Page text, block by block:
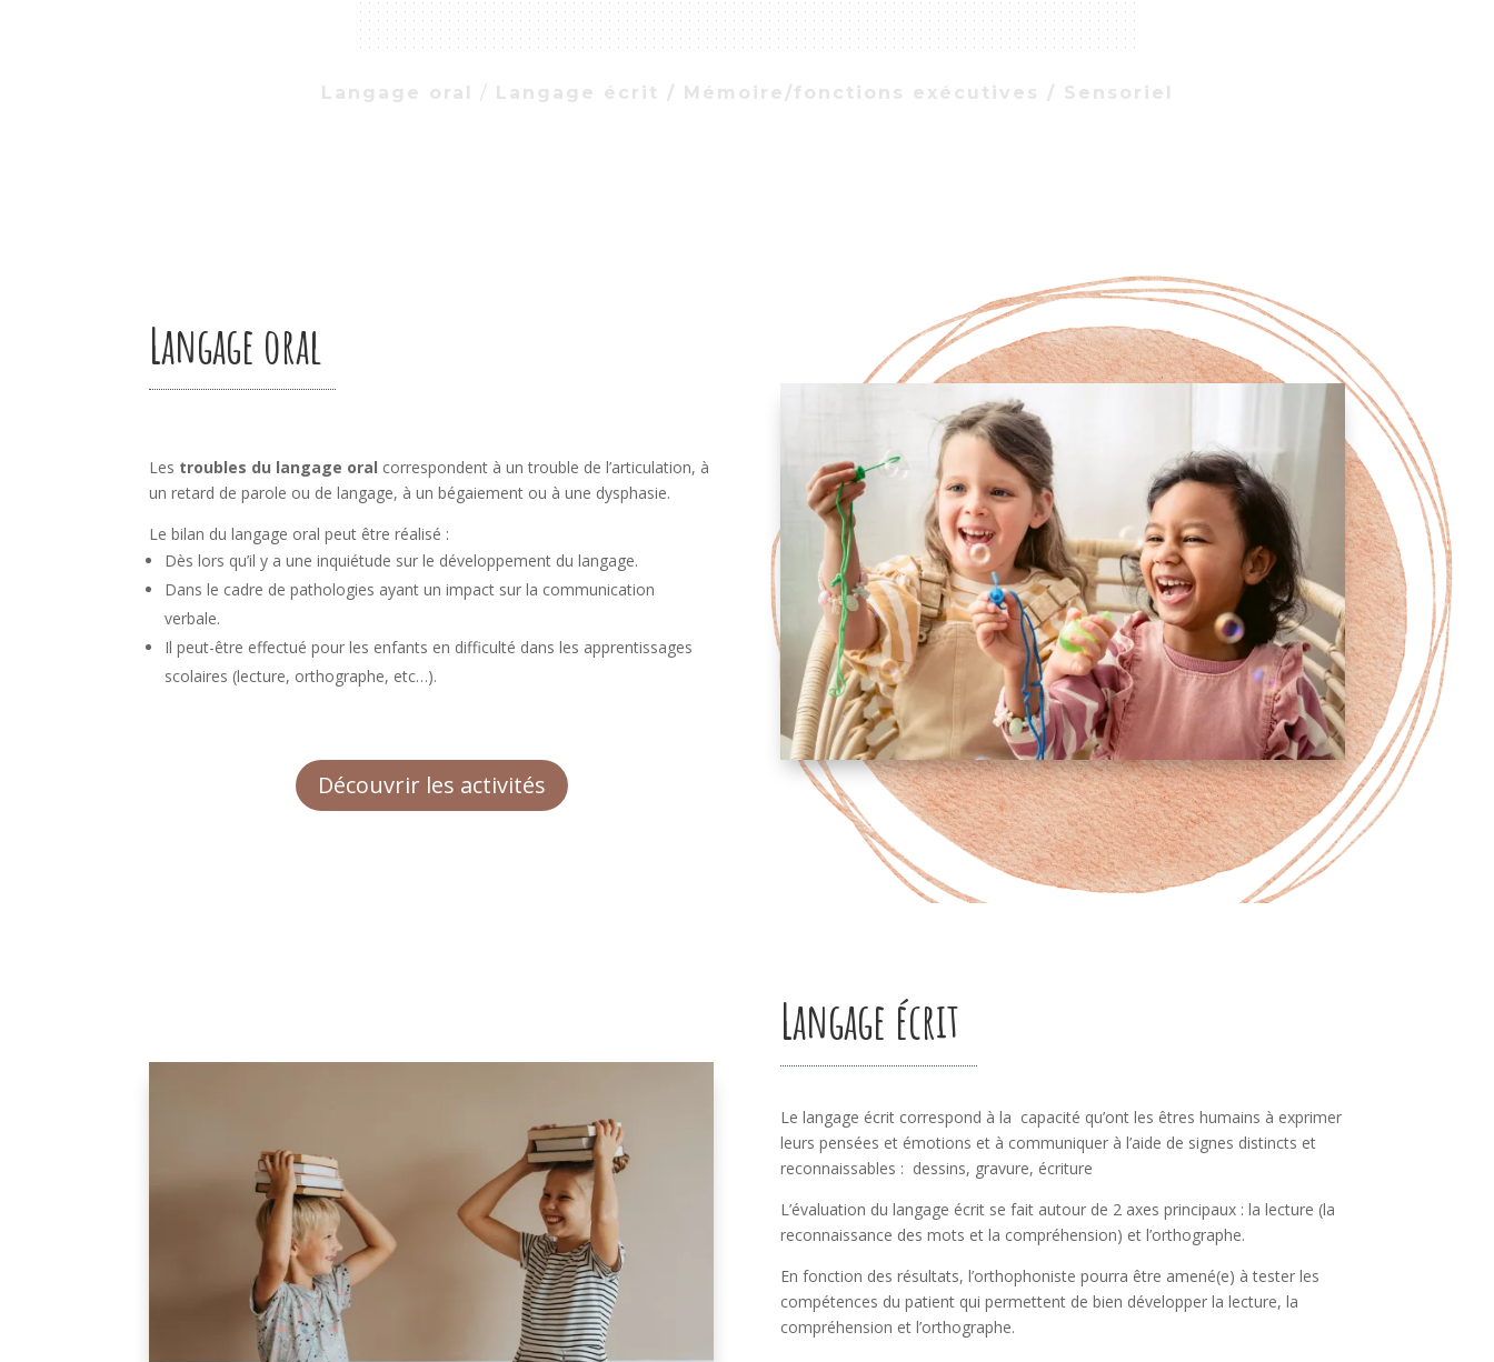
Langage oral / Langage écrit / Mémoire/fonctions exécutives / Sensoriel
Langage oral
Les troubles du langage oral correspondent à un trouble de l’articulation, à
un retard de parole ou delangage, à un bégaiement ou à une dysphasie.
Le bilan du langage oral peut être réalisé :
Dès lors qu’il y a une inquiétude sur le développement du langage.
Dans le cadre de pathologies ayant un impact sur la communication
verbale.
Il peut-être effectué pour les enfants en difficulté dans les apprentissages
scolaires (lecture, orthographe, etc…).
Découvrir les activités
Langage écrit
Le langage écrit correspond à la capacité qu’ont les êtres humains à exprimer
leurs pensées et émotions et à communiquer à l’aide de signes distincts et
reconnaissables : dessins, gravure, écriture
L’évaluation du langage écrit se fait autour de 2 axes principaux : la lecture (la
reconnaissance des mots et la compréhension) et l’orthographe.
En fonction des résultats, l’orthophoniste pourra être amené(e) à tester les
compétences du patient qui permettent de bien développer la lecture, la
compréhension et l’orthographe.